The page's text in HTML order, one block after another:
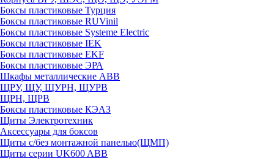
Боксы пластиковые Турция
Боксы пластиковые RUVinil
Боксы пластиковые Systeme Electric
Боксы пластиковые IEK
Боксы пластиковые EKF
Боксы пластиковые ЭРА
Шкафы металлические ABB
ЩРУ, ЩУ, ЩУРН, ЩУРВ
ЩРН, ЩРВ
Боксы пластиковые КЭАЗ
Щиты Электротехник
Аксессуары для боксов
Щиты с/без монтажной панелью(ЩМП)
Щиты серии UK600 ABB